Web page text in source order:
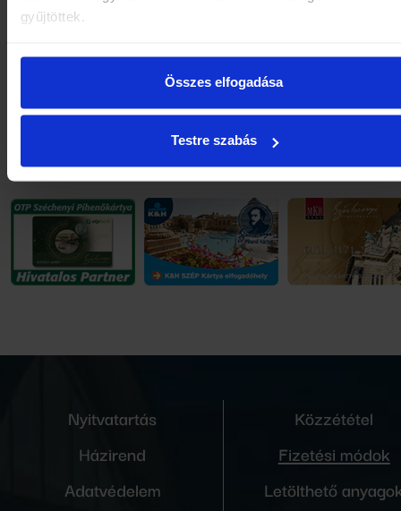
gyűjtöttek.
Összes elfogadása
Testre szabás
egészségpénztári számlára nem számolhatók el. A
következő szolgáltatók EP kártyáját fogadjuk el:
MKB, OTP, Patika, Prémium, Tempo, Vasutas, Vitamin
Erzsébet kártyávalérkező nyugdíjasok számára a
belépőjegy ára a Kártyán felhasználható összeg erejéig
kerül levonásra.
Nyitvatartás
Házirend
Adatvédelem
Közzététel
Fizetési módok
Letölthető